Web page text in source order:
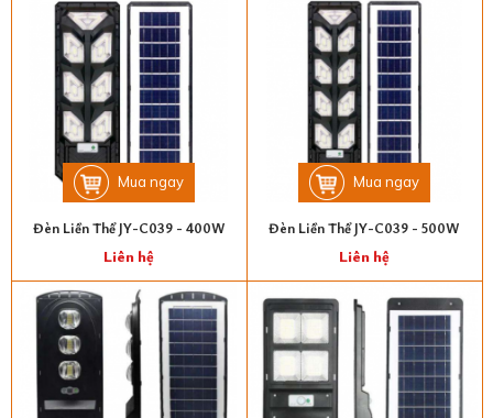
Mua ngay
Đèn Liền Thể JY-C039 - 400W
Liên hệ
Mua ngay
Đèn Liền Thể JY-C039 - 500W
Liên hệ